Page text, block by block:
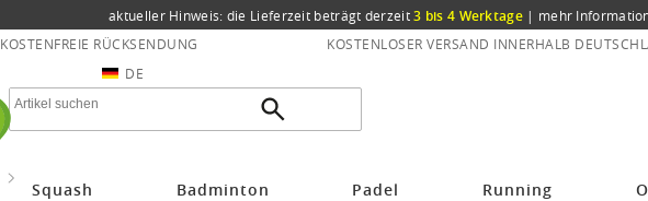
aktueller Hinweis: die Lieferzeit beträgt derzeit3 bis 4 Werktage | mehr
KOSTENFREIE RÜCKSENDUNG
KOSTENLOSER VERSAND INNERHALB
DE
Squash Badminton Padel Running